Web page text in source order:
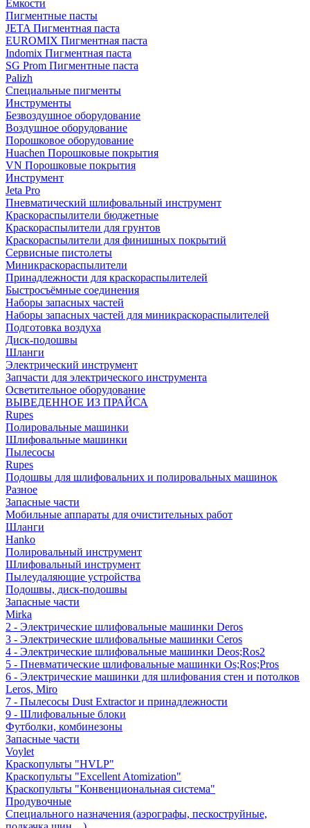
Ёмкости
Пигментные пасты
JETA Пигментная паста
EUROMIX Пигментная паста
Indomix Пигментная паста
SG Prom Пигментные паста
Palizh
Специальные пигменты
Инструменты
Безвоздушное оборудование
Воздушное оборудование
Порошковое оборудование
Huachen Порошковые покрытия
VN Порошковые покрытия
Инструмент
Jeta Pro
Пневматический шлифовальный инструмент
Краскораспылители бюджетные
Краскораспылители для грунтов
Краскораспылители для финишных покрытий
Сервисные пистолеты
Миникраскораспылители
Принадлежности для краскораспылителей
Быстросъёмные соединения
Наборы запасных частей
Наборы запасных частей для миникраскораспылителей
Подготовка воздуха
Диск-подошвы
Шланги
Электрический инструмент
Запчасти для электрического инструмента
Осветительное оборудование
ВЫВЕДЕННОЕ ИЗ ПРАЙСА
Rupes
Полировальные машинки
Шлифовальные машинки
Пылесосы
Rupes
Подошвы для шлифовальних и полировальных машинок
Разное
Запасные части
Мобильные аппараты для очистительных работ
Шланги
Hanko
Полировальный инструмент
Шлифовальный инструмент
Пылеудаляющие устройства
Подошвы, диск-подошвы
Запасные части
Mirka
2 - Электрические шлифовальные машинки Deros
3 - Электрические шлифовальные машинки Ceros
4 - Электрические шлифовальные машинки Deos;Ros2
5 - Пневматические шлифовальные машинки Os;Ros;Pros
6 - Электрические машинки для шлифования стен и потолков
Leros, Miro
7 - Пылесосы Dust Extractor и принадлежности
9 - Шлифовальные блоки
Футболки, комбинезоны
Запасные части
Voylet
Краскопульты "HVLP"
Краскопульты "Excellent Atomization"
Краскопульты "Конвенциональная система"
Продувочные
Специального назначения (аэрографы, пескоструйные,